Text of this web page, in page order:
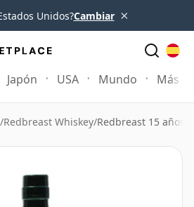
Unidos?Cambiar ×
Japón USA Mundo Más
/Redbreast Whiskey/Redbreast 15 años